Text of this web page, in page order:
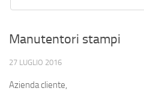
Manutentori stampi
27 LUGLIO 2016
Azienda cliente,